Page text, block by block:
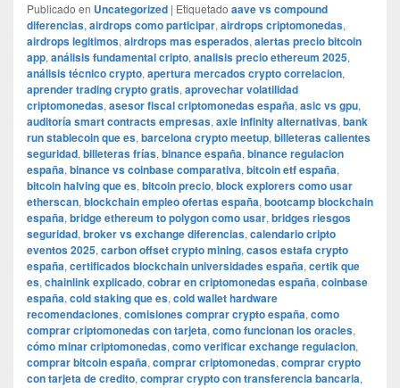
Publicado en Uncategorized | Etiquetado aave vs compound
diferencias, airdrops como participar, airdrops criptomonedas,
airdrops legitimos, airdrops mas esperados, alertas precio bitcoin
app, análisis fundamental cripto, analisis precio ethereum 2025,
análisis técnico crypto, apertura mercados crypto correlacion,
aprender trading crypto gratis, aprovechar volatilidad
criptomonedas, asesor fiscal criptomonedas españa, asic vs gpu,
auditoría smart contracts empresas, axie infinity alternativas, bank
run stablecoin que es, barcelona crypto meetup, billeteras calientes
seguridad, billeteras frías, binance españa, binance regulacion
españa, binance vs coinbase comparativa, bitcoin etf españa,
bitcoin halving que es, bitcoin precio, block explorers como usar
etherscan, blockchain empleo ofertas españa, bootcamp blockchain
españa, bridge ethereum to polygon como usar, bridges riesgos
seguridad, broker vs exchange diferencias, calendario cripto
eventos 2025, carbon offset crypto mining, casos estafa crypto
españa, certificados blockchain universidades españa, certik que
es, chainlink explicado, cobrar en criptomonedas españa, coinbase
españa, cold staking que es, cold wallet hardware
recomendaciones, comisiones comprar crypto españa, como
comprar criptomonedas con tarjeta, como funcionan los oracles,
cómo minar criptomonedas, como verificar exchange regulacion,
comprar bitcoin españa, comprar criptomonedas, comprar crypto
con tarjeta de credito, comprar crypto con transferencia bancaria,